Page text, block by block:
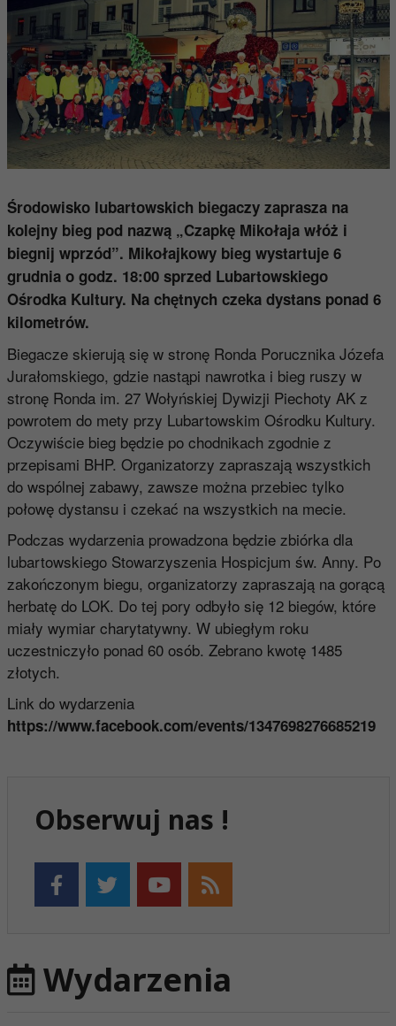
Środowisko lubartowskich biegaczy zaprasza na
kolejny bieg pod nazwą „Czapkę Mikołaja włóż i
biegnij wprzód”. Mikołajkowy bieg wystartuje 6
grudnia o godz. 18:00 sprzed Lubartowskiego
Ośrodka Kultury. Na chętnych czeka dystans ponad 6
kilometrów.
Biegacze skierują się w stronę Ronda Porucznika Józefa
Jurałomskiego, gdzie nastąpi nawrotka i bieg ruszy w
stronę Ronda im. 27 Wołyńskiej Dywizji Piechoty AK z
powrotem do mety przy Lubartowskim Ośrodku Kultury.
Oczywiście bieg będzie po chodnikach zgodnie z
przepisami BHP. Organizatorzy zapraszają wszystkich
do wspólnej zabawy, zawsze można przebiec tylko
połowę dystansu i czekać na wszystkich na mecie.
Podczas wydarzenia prowadzona będzie zbiórka dla
lubartowskiego Stowarzyszenia Hospicjum św. Anny. Po
zakończonym biegu, organizatorzy zapraszają na gorącą
herbatę do LOK. Do tej pory odbyło się 12 biegów, które
miały wymiar charytatywny. W ubiegłym roku
uczestniczyło ponad 60 osób. Zebrano kwotę 1485
złotych.
Link do wydarzenia
https://www.facebook.com/events/1347698276685219
Obserwuj nas !
Wydarzenia